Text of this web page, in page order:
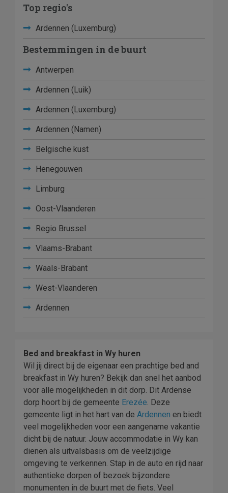
Top regio's
Ardennen (Luxemburg)
Bestemmingen in de buurt
Antwerpen
Ardennen (Luik)
Ardennen (Luxemburg)
Ardennen (Namen)
Belgische kust
Henegouwen
Limburg
Oost-Vlaanderen
Regio Brussel
Vlaams-Brabant
Waals-Brabant
West-Vlaanderen
Ardennen
Bed and breakfast in Wy huren
Wil jij direct bij de eigenaar een prachtige bed and
breakfast in Wy huren? Bekijk dan snel het aanbod
voor alle mogelijkheden in dit dorp. Dit Ardense
dorp hoort bij de gemeente Erezée. Deze
gemeente ligt in het hart van de Ardennen en biedt
veel mogelijkheden voor een aangename vakantie
dicht bij de natuur. Jouw accommodatie in Wy kan
dienen als uitvalsbasis om de veelzijdige
omgeving te verkennen. Stap in de auto en rijd naar
authentieke dorpen of bezoek bijzondere
monumenten in de buurt met de fiets. Veel